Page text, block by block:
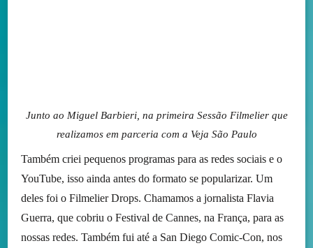
Junto ao Miguel Barbieri, na primeira Sessão Filmelier que
realizamos em parceria com a Veja São Paulo
Também criei pequenos programas para as redes sociais e o
YouTube, isso ainda antes do formato se popularizar. Um
deles foi o Filmelier Drops. Chamamos a jornalista Flavia
Guerra, que cobriu o Festival de Cannes, na França, para as
nossas redes. Também fui até a San Diego Comic-Con, nos